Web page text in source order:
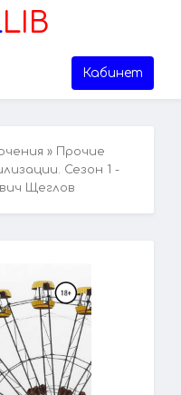
LIB
Кабинет
»
Прочие
Сезон 1 -
Щеглов